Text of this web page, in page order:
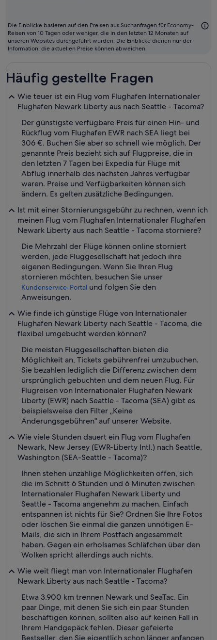
günstigste
Monat
zum
Die Einblicke basieren auf den Preisen aus Suchanfragen für Economy-
Reisen von 10 Tagen oder weniger, die in den letzten 12 Monaten auf
unseren Websites durchgeführt wurden. Die Einblicke dienen nur der
Information; die aktuellen Preise können abweichen.
Häufig gestellte Fragen
Wie teuer ist ein Flug vom Flughafen Internationaler
Flughafen Newark Liberty aus nach Seattle - Tacoma?
Der günstigste verfügbare Preis für einen Hin- und
Rückflug vom Flughafen EWR nach SEA liegt bei
306 €. Buchen Sie aber so schnell wie möglich. Der
genannte Preis bezieht sich auf Flugpreise, die in
den letzten 7 Tagen bei Expedia für Flüge mit
Abflug innerhalb des nächsten Jahres verfügbar
waren. Preise und Verfügbarkeiten können sich
ändern. Es gelten zusätzliche Bedingungen.
Ist mit einer Stornierungsgebühr zu rechnen, wenn ich
meinen Flug vom Flughafen Internationaler Flughafen
Newark Liberty aus nach Seattle - Tacoma storniere?
Die Mehrzahl der Flüge können online storniert
werden, jede Fluggesellschaft hat jedoch ihre
eigenen Bedingungen. Wenn Sie Ihren Flug
stornieren möchten, besuchen Sie unser
Kundenservice-Portal und folgen Sie den
Anweisungen.
Wie finde ich günstige Flüge von Internationaler
Flughafen Newark Liberty nach Seattle - Tacoma, die
flexibel umgebucht werden können?
Die meisten Fluggesellschaften bieten die
Möglichkeit an, Tickets gebührenfrei umzubuchen.
Sie bezahlen lediglich die Differenz zwischen dem
ursprünglich gebuchten und dem neuen Flug. Für
Flugreisen von Internationaler Flughafen Newark
Liberty (EWR) nach Seattle - Tacoma (SEA) gibt es
beispielsweise den Filter „Keine
Änderungsgebühren" auf unserer Website.
Wie viele Stunden dauert ein Flug vom Flughafen
Newark, New Jersey (EWR-Liberty Intl.) nach Seattle,
Washington (SEA-Seattle - Tacoma)?
Ihnen stehen unzählige Möglichkeiten offen, sich
die im Schnitt 6 Stunden und 6 Minuten zwischen
Internationaler Flughafen Newark Liberty und
Seattle - Tacoma angenehm zu machen. Einfach
entspannen ist nichts für Sie? Ordnen Sie Ihre Fotos
oder löschen Sie einmal die ganzen unnötigen E-
Mails, die sich in Ihrem Postfach angesammelt
haben. Gegen ein erholsames Schläfchen über den
Wolken spricht allerdings auch nichts.
Wie weit fliegt man von Internationaler Flughafen
Newark Liberty aus nach Seattle - Tacoma?
Etwa 3.900 km trennen Newark und SeaTac. Ein
paar Dinge, mit denen Sie sich ein paar Stunden
beschäftigen können, sollten also auf keinen Fall in
Ihrem Handgepäck fehlen. Dieser gefeierte
Bestseller, den Sie eigentlich schon länger anfangen